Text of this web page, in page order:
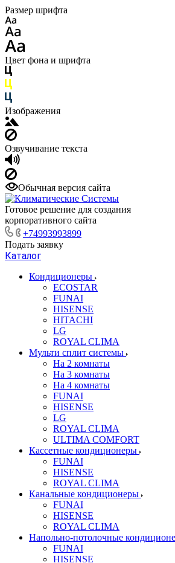
Размер шрифта
Цвет фона и шрифта
Изображения
Озвучивание текста
Обычная версия сайта
Готовое решение для создания
корпоративного сайта
+74993993899
Подать заявку
Каталог
Кондиционеры
ECOSTAR
FUNAI
HISENSE
HITACHI
LG
ROYAL CLIMA
Мульти сплит системы
На 2 комнаты
На 3 комнаты
На 4 комнаты
FUNAI
HISENSE
LG
ROYAL CLIMA
ULTIMA COMFORT
Кассетные кондиционеры
FUNAI
HISENSE
ROYAL CLIMA
Канальные кондиционеры
FUNAI
HISENSE
ROYAL CLIMA
Напольно-потолочные
FUNAI
HISENSE